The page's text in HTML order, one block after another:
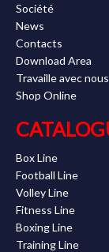
Société
News
Contacts
Download Area
Travaille avec nous
Shop Online
Box Line
Football Line
Volley Line
Fitness Line
Boxing Line
Training Line